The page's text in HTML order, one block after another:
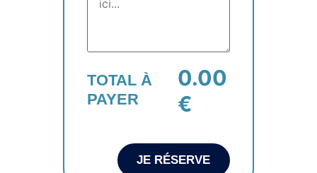
TOTAL À
PAYER
0.00
€
JE RÉSERVE